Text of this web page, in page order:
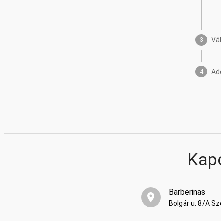
3
4
Barberinas
Bolgár u. 8/A